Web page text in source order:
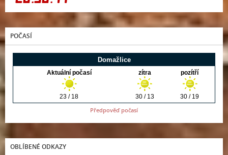
POČASÍ
Předpověď počasí
OBLÍBENÉ ODKAZY